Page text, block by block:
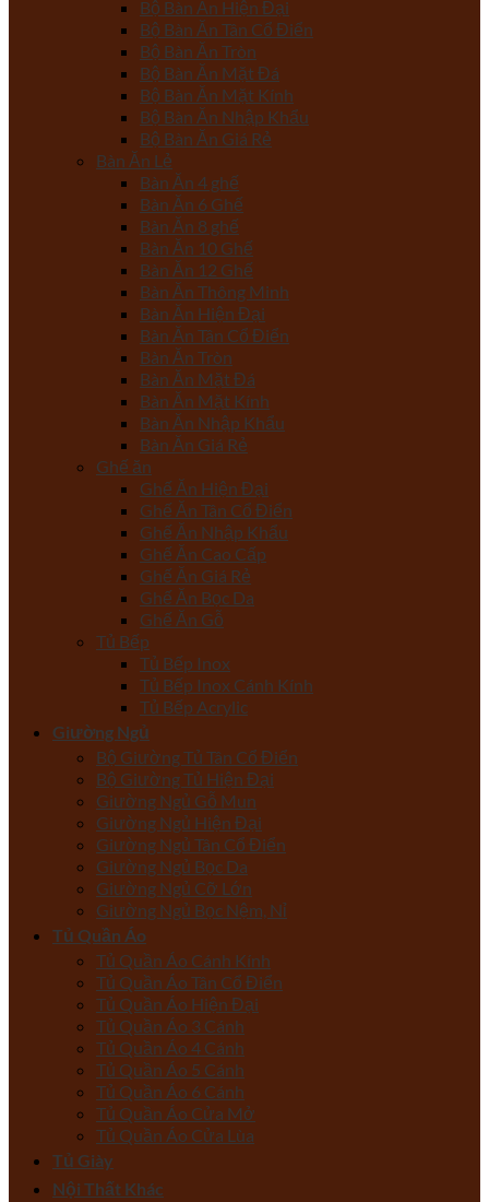
Bộ Bàn Ăn Hiện Đại
Bộ Bàn Ăn Tân Cổ Điển
Bộ Bàn Ăn Tròn
Bộ Bàn Ăn Mặt Đá
Bộ Bàn Ăn Mặt Kính
Bộ Bàn Ăn Nhập Khẩu
Bộ Bàn Ăn Giá Rẻ
Bàn Ăn Lẻ
Bàn Ăn 4 ghế
Bàn Ăn 6 Ghế
Bàn Ăn 8 ghế
Bàn Ăn 10 Ghế
Bàn Ăn 12 Ghế
Bàn Ăn Thông Minh
Bàn Ăn Hiện Đại
Bàn Ăn Tân Cổ Điển
Bàn Ăn Tròn
Bàn Ăn Mặt Đá
Bàn Ăn Mặt Kính
Bàn Ăn Nhập Khẩu
Bàn Ăn Giá Rẻ
Ghế ăn
Ghế Ăn Hiện Đại
Ghế Ăn Tân Cổ Điển
Ghế Ăn Nhập Khẩu
Ghế Ăn Cao Cấp
Ghế Ăn Giá Rẻ
Ghế Ăn Bọc Da
Ghế Ăn Gỗ
Tủ Bếp
Tủ Bếp Inox
Tủ Bếp Inox Cánh Kính
Tủ Bếp Acrylic
Giường Ngủ
Bộ Giường Tủ Tân Cổ Điển
Bộ Giường Tủ Hiện Đại
Giường Ngủ Gỗ Mun
Giường Ngủ Hiện Đại
Giường Ngủ Tân Cổ Điển
Giường Ngủ Bọc Da
Giường Ngủ Cỡ Lớn
Giường Ngủ Bọc Nệm, Nỉ
Tủ Quần Áo
Tủ Quần Áo Cánh Kính
Tủ Quần Áo Tân Cổ Điển
Tủ Quần Áo Hiện Đại
Tủ Quần Áo 3 Cánh
Tủ Quần Áo 4 Cánh
Tủ Quần Áo 5 Cánh
Tủ Quần Áo 6 Cánh
Tủ Quần Áo Cửa Mở
Tủ Quần Áo Cửa Lùa
Tủ Giày
Nội Thất Khác